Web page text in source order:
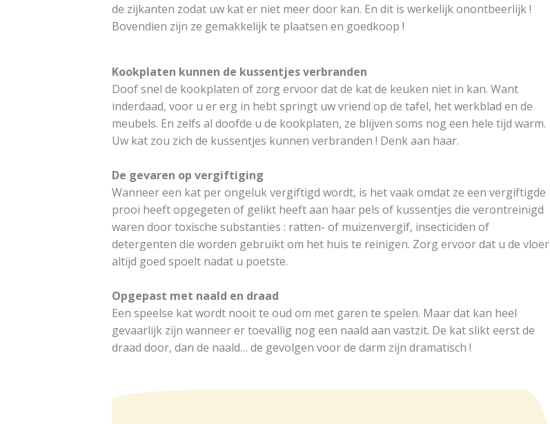
de zijkanten zodat uw kat er niet meer door kan. En dit is werkelijk onontbeerlijk !
Bovendien zijn ze gemakkelijk te plaatsen en goedkoop !
Kookplaten kunnen de kussentjes verbranden
Doof snel de kookplaten of zorg ervoor dat de kat de keuken niet in kan. Want
inderdaad, voor u er erg in hebt springt uw vriend op de tafel, het werkblad en de
meubels. En zelfs al doofde u de kookplaten, ze blijven soms nog een hele tijd warm.
Uw kat zou zich de kussentjes kunnen verbranden ! Denk aan haar.
De gevaren op vergiftiging
Wanneer een kat per ongeluk vergiftigd wordt, is het vaak omdat ze een vergiftigde
prooi heeft opgegeten of gelikt heeft aan haar pels of kussentjes die verontreinigd
waren door toxische substanties : ratten- of muizenvergif, insecticiden of
detergenten die worden gebruikt om het huis te reinigen. Zorg ervoor dat u de vloer
altijd goed spoelt nadat u poetste.
Opgepast met naald en draad
Een speelse kat wordt nooit te oud om met garen te spelen. Maar dat kan heel
gevaarlijk zijn wanneer er toevallig nog een naald aan vastzit. De kat slikt eerst de
draad door, dan de naald… de gevolgen voor de darm zijn dramatisch !